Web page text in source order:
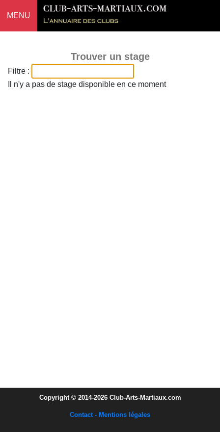
MENU
Trouver un stage
Filtre :
Il n'y a pas de stage disponible en ce moment
Copyright © 2014-2026 Club-Arts-Martiaux.com
Contact - Mentions légales